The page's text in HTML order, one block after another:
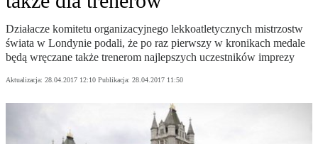
Działacze komitetu organizacyjnego lekkoatletycznych mistrzostw
świata w Londynie podali, że po raz pierwszy w kronikach medale
będą wręczane także trenerom najlepszych uczestników imprezy
Aktualizacja: 28.04.2017 12:10 Publikacja: 28.04.2017 11:50